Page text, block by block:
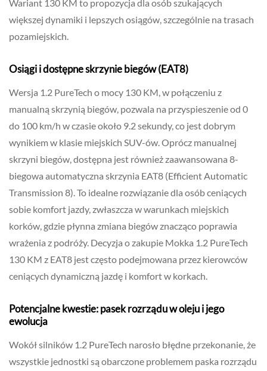
Wariant 130 KM to propozycja dla osób szukających
większej dynamiki i lepszych osiągów, szczególnie na trasach
pozamiejskich.
Osiągi i dostępne skrzynie biegów (EAT8)
Wersja 1.2 PureTech o mocy 130 KM, w połączeniu z
manualną skrzynią biegów, pozwala na przyspieszenie od 0
do 100 km/h w czasie około 9.2 sekundy, co jest dobrym
wynikiem w klasie miejskich SUV-ów. Oprócz manualnej
skrzyni biegów, dostępna jest również zaawansowana 8-
biegowa automatyczna skrzynia EAT8 (Efficient Automatic
Transmission 8). To idealne rozwiązanie dla osób ceniących
sobie komfort jazdy, zwłaszcza w warunkach miejskich
korków, gdzie płynna zmiana biegów znacząco poprawia
wrażenia z podróży. Decyzja o zakupie Mokka 1.2 PureTech
130 KM z EAT8 jest często podejmowana przez kierowców
ceniących dynamiczną jazdę i komfort w korkach.
Potencjalne kwestie: pasek rozrządu w oleju i jego
ewolucja
Wokół silników 1.2 PureTech narosło błędne przekonanie, że
wszystkie jednostki są obarczone problemem paska rozrządu